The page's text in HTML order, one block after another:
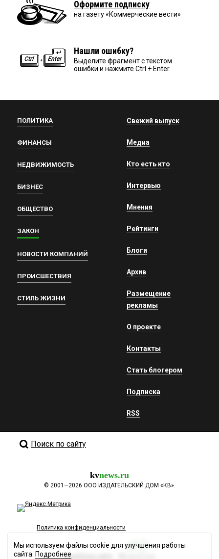
Оформите подписку
на газету «Коммерческие вести»
Нашли ошибку?
Выделите фрагмент с текстом
ошибки и нажмите Ctrl + Enter.
ПОЛИТИКА
ФИНАНСЫ
НЕДВИЖИМОСТЬ
БИЗНЕС
ОБЩЕСТВО
ЗАКОН
НОВОСТИ КОМПАНИЙ
ПРОИСШЕСТВИЯ
СТИЛЬ ЖИЗНИ
Свежий выпуск
Медиа
Кто есть кто
Интервью
Мнения
Рейтинги
Блоги
Архив
Размещение
рекламы
О проекте
Контакты
Стать блогером
Подписка
RSS
Поиск по сайту
kvnews.ru
© 2001—2026 ООО ИЗДАТЕЛЬСКИЙ ДОМ «КВ».
Политика конфиденциальности
Разработка сайта
Мы используем файлы cookie для улучшения работы
сайта. Подробнее